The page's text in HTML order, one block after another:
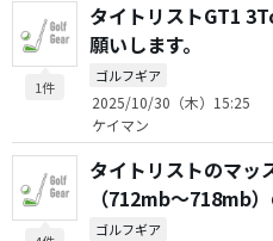
1件
タイトリストGT1
願いします。
ゴルフギア
2025/10/30（木）15:25
ケイマン
タイトリストのマッ
（712mb〜718mb
ゴルフギア